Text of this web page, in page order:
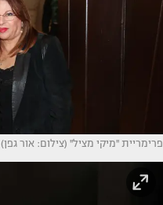
פרימריית ''מיקי מציל'' (צילום: אור גפן)